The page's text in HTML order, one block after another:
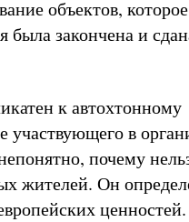
объектов,
была закончена и
к автохтонному
участвующего в
почему
жителей. Он
ценностей.